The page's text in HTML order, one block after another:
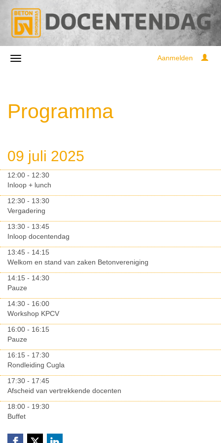
Aanmelden
Programma
09 juli 2025
12:00 - 12:30
Inloop + lunch
12:30 - 13:30
Vergadering
13:30 - 13:45
Inloop docentendag
13:45 - 14:15
Welkom en stand van zaken Betonvereniging
14:15 - 14:30
Pauze
14:30 - 16:00
Workshop KPCV
16:00 - 16:15
Pauze
16:15 - 17:30
Rondleiding Cugla
17:30 - 17:45
Afscheid van vertrekkende docenten
18:00 - 19:30
Buffet